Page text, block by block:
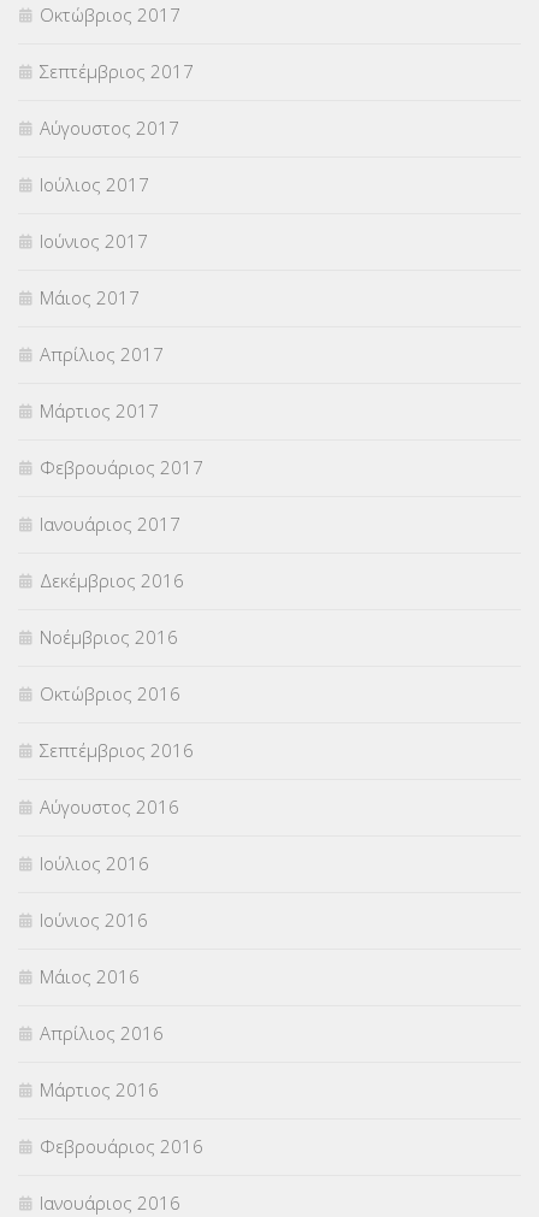
Οκτώβριος 2017
Σεπτέμβριος 2017
Αύγουστος 2017
Ιούλιος 2017
Ιούνιος 2017
Μάιος 2017
Απρίλιος 2017
Μάρτιος 2017
Φεβρουάριος 2017
Ιανουάριος 2017
Δεκέμβριος 2016
Νοέμβριος 2016
Οκτώβριος 2016
Σεπτέμβριος 2016
Αύγουστος 2016
Ιούλιος 2016
Ιούνιος 2016
Μάιος 2016
Απρίλιος 2016
Μάρτιος 2016
Φεβρουάριος 2016
Ιανουάριος 2016